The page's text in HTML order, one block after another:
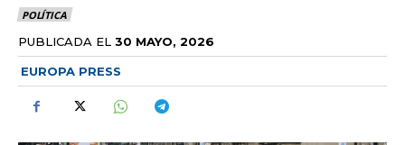
POLÍTICA
PUBLICADA EL 30 MAYO, 2026
EUROPA PRESS